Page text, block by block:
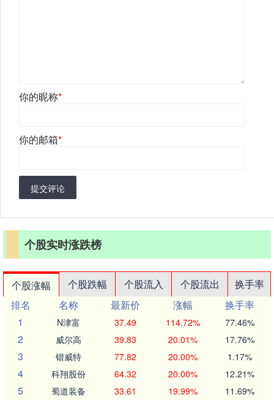
你的昵称*
你的邮箱*
提交评论
个股实时涨跌榜
个股涨幅 个股跌幅 个股流入 个股流出
换手率
排名
名称 最新价 涨幅
换手率
1
N津富 37.49 114.72% 77.46%
2 威尔高 39.83 20.01% 17.76%
3 锴威特 77.82 20.00% 1.17%
4 科翔股份 64.32 20.00% 12.21%
5 蜀道装备 33.61 19.99% 11.69%